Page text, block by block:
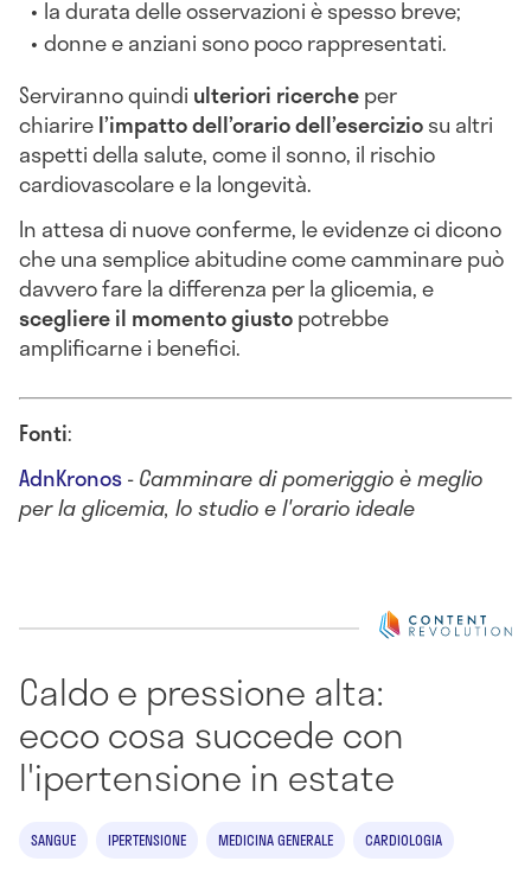
la durata delle osservazioni è spesso breve;
donne e anziani sono poco rappresentati.
Serviranno quindi ulteriori ricercheper
chiarirel’impatto dell’orario dell’eserciziosu altri
aspetti della salute, come il sonno, il rischio
cardiovascolare e la longevità.
In attesa di nuove conferme, le evidenze ci dicono
che una semplice abitudine come camminare può
davvero fare la differenza per la glicemia, e
scegliere il momento giustopotrebbe
amplificarne i benefici.
Fonti:
AdnKronos-Camminare di pomeriggio è meglio
per la glicemia, lo studio e l'orario ideale
Caldo e pressione alta:
ecco cosa succede con
l'ipertensione in estate
SANGUE IPERTENSIONE MEDICINA GENERALE CARDIOLOGIA